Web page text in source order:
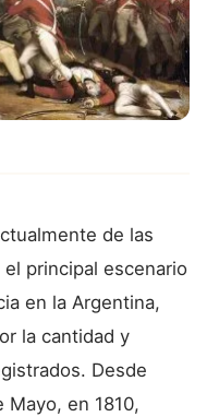
de las
principal escenario
en la Argentina,
la cantidad y
Desde
en 1810,